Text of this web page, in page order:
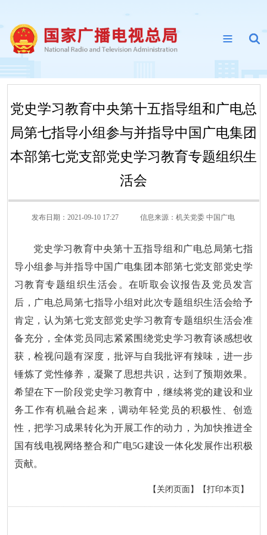
党史学习教育中央第十五指导组和广电总
局第七指导小组参与并指导中国广电集团
本部第七党支部党史学习教育专题组织生
活会
发布日期：2021-09-10 17:27 信息来源： 机关党委 中国广电
党史学习教育中央第十五指导组和广电总局第七指
导小组参与并指导中国广电集团本部第七党支部党史学
习教育专题组织生活会。在听取会议报告及党员发言
后，广电总局第七指导小组对此次专题组织生活会给予
肯定，认为第七党支部党史学习教育专题组织生活会准
备充分，全体党员同志紧紧围绕党史学习教育谈感想收
获，检视问题有深度，批评与自我批评有辣味，进一步
锤炼了党性修养，凝聚了思想共识，达到了预期效果。
希望在下一阶段党史学习教育中，继续将党的建设和业
务工作有机融合起来，调动年轻党员的积极性、创造
性，把学习成果转化为开展工作的动力，为加快推进全
国有线电视网络整合和广电5G建设一体化发展作出积极
贡献。
【打印本页】
【关闭页面】